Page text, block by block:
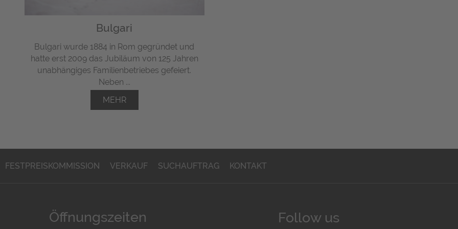
Bulgari
Bulgari wurde 1884 in Rom gegründet und
hatte erst 2009 das Jubiläum von 125 Jahren
unabhängiges Familienbetriebes gefeiert.
Neben ...
MEHR
FESTPREISKOMMISSION VERKAUF SUCHAUFTRAG KONTAKT
Öffnungszeiten Follow us